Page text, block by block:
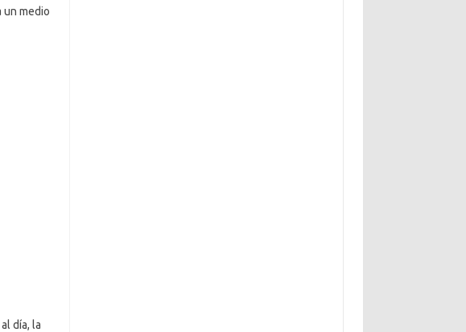
un medio
día, la